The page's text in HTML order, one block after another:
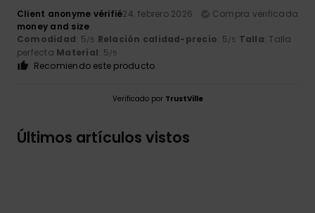
Client anonyme vérifié24. febrero 2026
Compra verificada
money and size
Comodidad: 5/5 Relación calidad-precio: 5/5 Talla: Talla
perfecta Material: 5/5
Recomiendo este producto
Verificado por TrustVille
Últimos artículos vistos